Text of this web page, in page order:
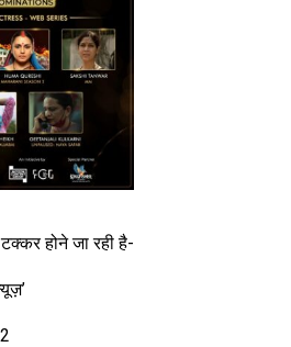
होने जा रही है-